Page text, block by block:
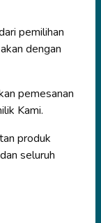
pemilihan
dengan
pemesanan
Kami.
produk
seluruh